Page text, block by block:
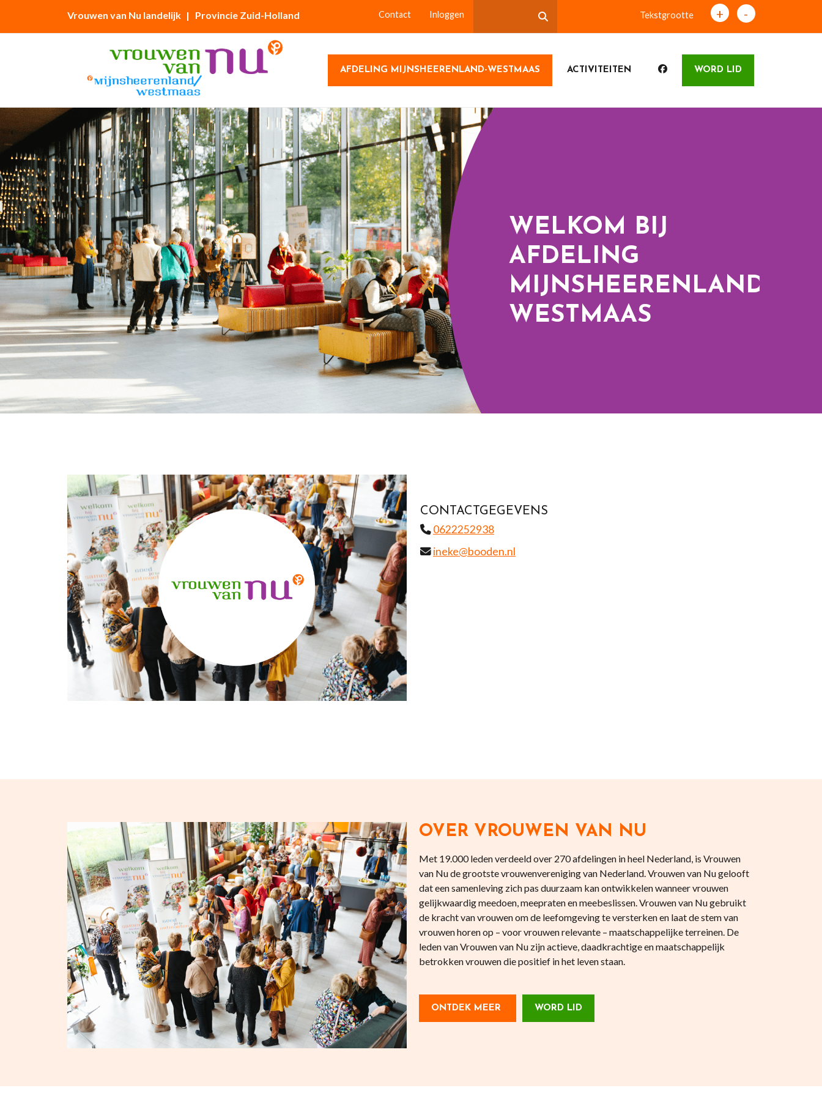
Vrouwen van Nu landelijk | Provincie Zuid-Holland Contact Inloggen Tekstgrootte + -
AFDELING MIJNSHEERENLAND-WESTMAAS ACTIVITEITEN WORD LID
WELKOM BIJ
AFDELING
MIJNSHEERENLAND-
WESTMAAS
CONTACTGEGEVENS
0622252938
ineke@booden.nl
OVER VROUWEN VAN NU
Met 19.000 leden verdeeld over 270 afdelingen in heel Nederland, is Vrouwen
van Nu de grootste vrouwenvereniging van Nederland. Vrouwen van Nu gelooft
dat een samenleving zich pas duurzaam kan ontwikkelen wanneer vrouwen
gelijkwaardig meedoen, meepraten en meebeslissen. Vrouwen van Nu gebruikt
de kracht van vrouwen om de leefomgeving te versterken en laat de stem van
vrouwen horen op – voor vrouwen relevante – maatschappelijke terreinen. De
leden van Vrouwen van Nu zijn actieve, daadkrachtige en maatschappelijk
betrokken vrouwen die positief in het leven staan.
ONTDEK MEER WORD LID